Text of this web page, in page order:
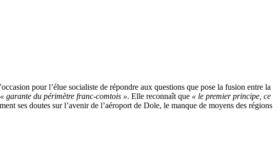
pour l’élue socialiste de répondre aux questions que pose la fusion entre la
« garante du périmètre franc-comtois ». Elle reconnaît que « le premier principe, ce
ses doutes sur l’avenir de l’aéroport de Dole, le manque de moyens des régions